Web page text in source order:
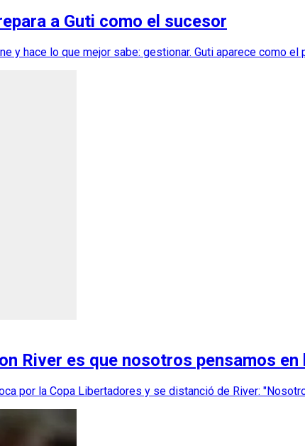
a Guti como el sucesor
y hace lo que mejor sabe: gestionar. Guti aparece como
River es que nosotros pensamos en
por la Copa Libertadores y se distanció de River: